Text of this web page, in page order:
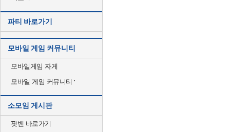
파티 바로가기
모바일 게임 커뮤니티
모바일게임 자게
모바일 게임 커뮤니티
소모임 게시판
팟벤 바로가기